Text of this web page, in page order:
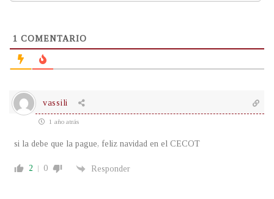
1 COMENTARIO
vassili
1 año atrás
si la debe que la pague, feliz navidad en el CECOT
2 0 Responder